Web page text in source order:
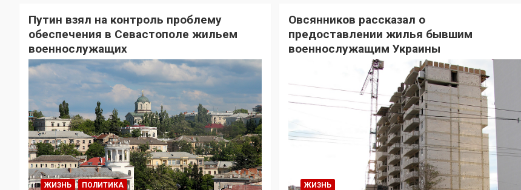
Путин взял на контроль проблему
обеспечения в Севастополе жильем
военнослужащих
ЖИЗНЬ ПОЛИТИКА
Овсянников рассказал о
предоставлении жилья бывшим
военнослужащим Украины
ЖИЗНЬ